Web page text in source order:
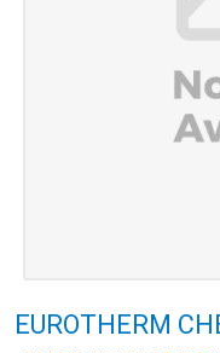
EUROTHERM